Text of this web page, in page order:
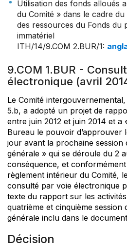
Utilisation des fonds alloués
du Comité » dans le cadre
des ressources du Fonds du
immatériel
ITH/14/9.COM 2.BUR/1:
9.COM 1.BUR -
électronique (avril
Le Comité
5.b, a adopté un projet de
entre juin 2012 et juin 2014 et a
Bureau le pouvoir d’approuver
jour avant la prochaine session
générale » qui se déroule du 2
conséquence, et conformément
règlement intérieur du Comité,
consulté par voie électronique
texte du rapport sur les
quatrième et cinquième session
générale inclu dans le
Décision